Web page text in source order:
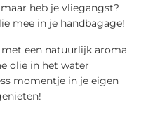
heb je vliegangst?
mee in je handbagage!
een natuurlijk aroma
olie in het water
momentje in je eigen